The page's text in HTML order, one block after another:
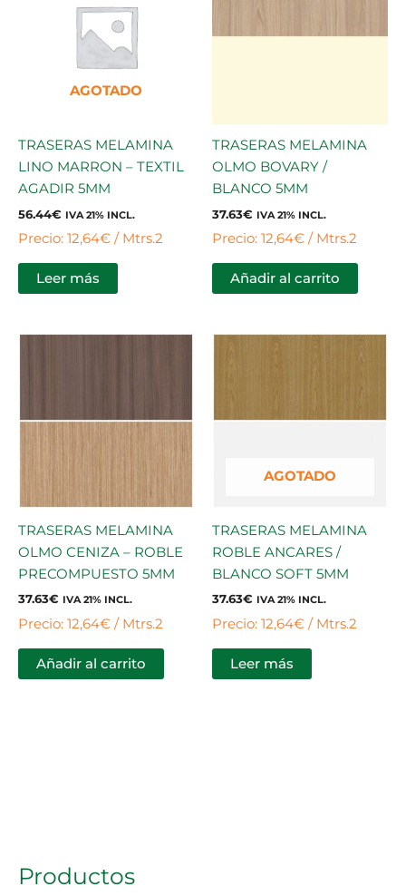
Productos
AGOTADO
TRASERAS MELAMINA
LINO MARRON – TEXTIL
AGADIR 5MM
56.44€ IVA 21% INCL.
Precio: 12,64€ / Mtrs.2
Leer más
TRASERAS MELAMINA
OLMO BOVARY /
BLANCO 5MM
37.63€ IVA 21% INCL.
Precio: 12,64€ / Mtrs.2
Añadir al carrito
TRASERAS MELAMINA
OLMO CENIZA – ROBLE
PRECOMPUESTO 5MM
37.63€ IVA 21% INCL.
Precio: 12,64€ / Mtrs.2
Añadir al carrito
AGOTADO
TRASERAS MELAMINA
ROBLE ANCARES /
BLANCO SOFT 5MM
37.63€ IVA 21% INCL.
Precio: 12,64€ / Mtrs.2
Leer más